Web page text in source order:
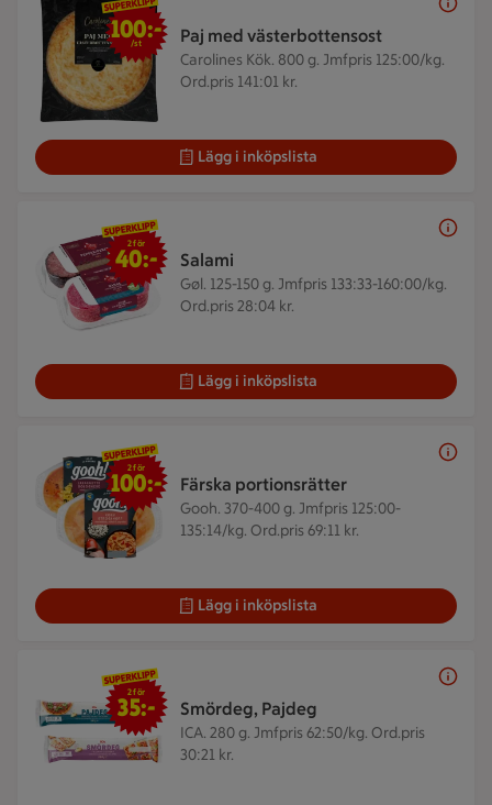
Paj med västerbottensost
Carolines Kök. 800 g. Jmfpris 125:00/kg.
Ord.pris 141:01 kr.
100 kr/st
100:-
/st
Lägg i inköpslista
Salami
Gøl. 125-150 g. Jmfpris 133:33-160:00/kg.
Ord.pris 28:04 kr.
2 för 40 kr
2 för
40:-
Lägg i inköpslista
Färska portionsrätter
Gooh. 370-400 g. Jmfpris 125:00-
135:14/kg. Ord.pris 69:11 kr.
2 för 100 kr
2 för
100:-
Lägg i inköpslista
Smördeg, Pajdeg
ICA. 280 g. Jmfpris 62:50/kg. Ord.pris
30:21 kr.
2 för 35 kr
2 för
35:-